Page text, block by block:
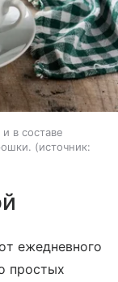
в составе
источник:
ежедневного
простых